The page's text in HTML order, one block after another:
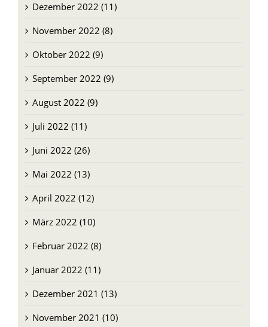
Dezember 2022 (11)
November 2022 (8)
Oktober 2022 (9)
September 2022 (9)
August 2022 (9)
Juli 2022 (11)
Juni 2022 (26)
Mai 2022 (13)
April 2022 (12)
März 2022 (10)
Februar 2022 (8)
Januar 2022 (11)
Dezember 2021 (13)
November 2021 (10)